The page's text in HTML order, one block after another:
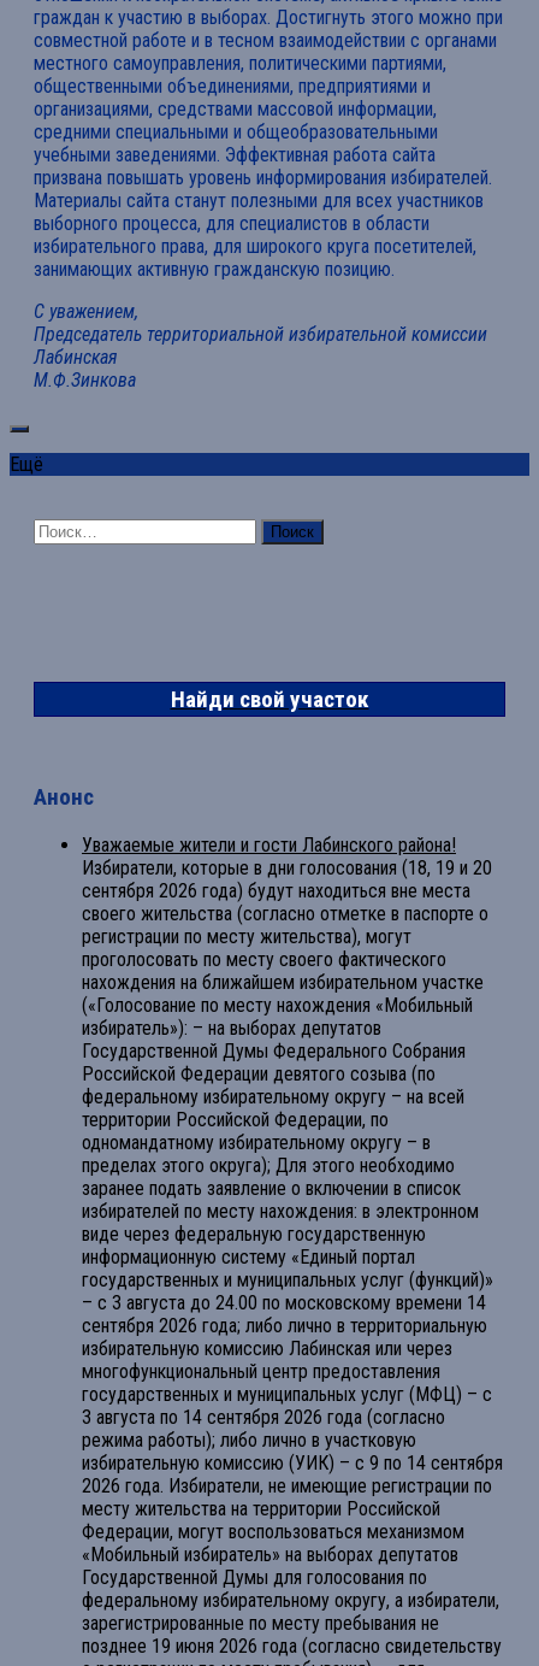
граждан к участию в выборах. Достигнуть этого можно при
совместной работе и в тесном взаимодействии с органами
местного самоуправления, политическими партиями,
общественными объединениями, предприятиями и
организациями, средствами массовой информации,
средними специальными и общеобразовательными
учебными заведениями. Эффективная работа сайта
призвана повышать уровень информирования избирателей.
Материалы сайта станут полезными для всех участников
выборного процесса, для специалистов в области
избирательного права, для широкого круга посетителей,
занимающих активную гражданскую позицию.
С уважением,
Председатель территориальной избирательной комиссии
Лабинская
М.Ф.Зинкова
Ещё
Найти:
Найди свой участок
Анонс
Уважаемые жители и гости Лабинского района!
Избиратели, которые в дни голосования (18, 19 и 20
сентября 2026 года) будут находиться вне места
своего жительства (согласно отметке в паспорте о
регистрации по месту жительства), могут
проголосовать по месту своего фактического
нахождения на ближайшем избирательном участке
(«Голосование по месту нахождения «Мобильный
избиратель»): – на выборах депутатов
Государственной Думы Федерального Собрания
Российской Федерации девятого созыва (по
федеральному избирательному округу – на всей
территории Российской Федерации, по
одномандатному избирательному округу – в
пределах этого округа); Для этого необходимо
заранее подать заявление о включении в список
избирателей по месту нахождения: в электронном
виде через федеральную государственную
информационную систему «Единый портал
государственных и муниципальных услуг (функций)»
– с 3 августа до 24.00 по московскому времени 14
сентября 2026 года; либо лично в территориальную
избирательную комиссию Лабинская или через
многофункциональный центр предоставления
государственных и муниципальных услуг (МФЦ) – с
3 августа по 14 сентября 2026 года (согласно
режима работы); либо лично в участковую
избирательную комиссию (УИК) – с 9 по 14 сентября
2026 года. Избиратели, не имеющие регистрации по
месту жительства на территории Российской
Федерации, могут воспользоваться механизмом
«Мобильный избиратель» на выборах депутатов
Государственной Думы для голосования по
федеральному избирательному округу, а избиратели,
зарегистрированные по месту пребывания не
позднее 19 июня 2026 года (согласно свидетельству